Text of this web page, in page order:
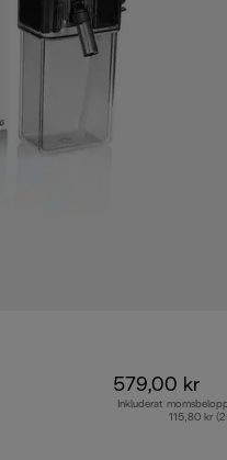
579,00 kr
Inkluderat
115,80 kr